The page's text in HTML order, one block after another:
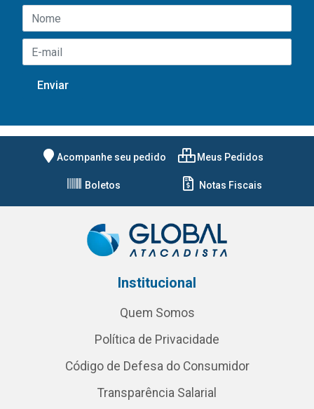
Acompanhe seu pedido Meus Pedidos
Boletos Notas Fiscais
Institucional
Quem Somos
Política de Privacidade
Código de Defesa do Consumidor
Transparência Salarial